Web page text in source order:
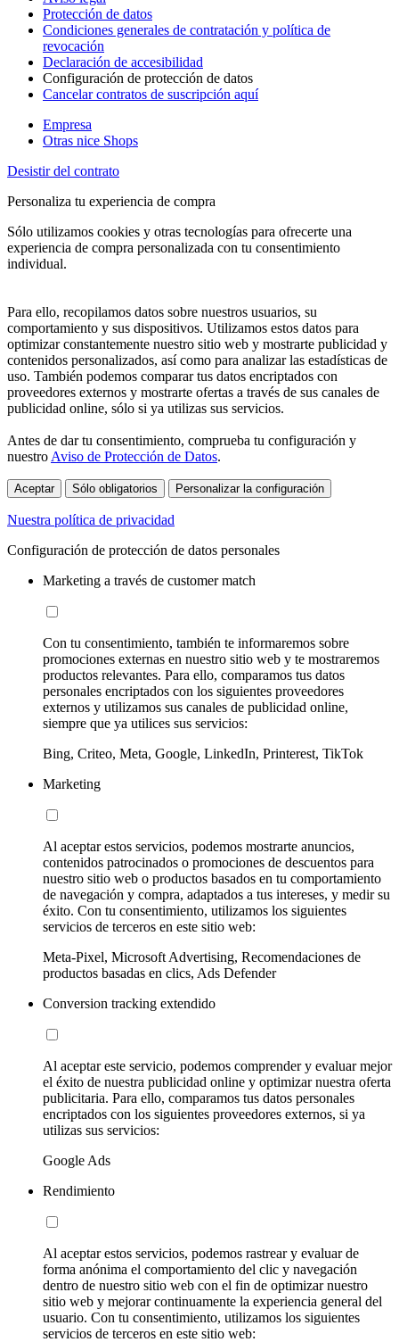
Protección de datos
Condiciones generales de contratación y política de
revocación
Declaración de accesibilidad
Configuración de protección de datos
Cancelar contratos de suscripción aquí
Empresa
Otras nice Shops
Desistir del contrato
Personaliza tu experiencia de compra
Sólo utilizamos cookies y otras tecnologías para ofrecerte una
experiencia de compra personalizada con tu consentimiento
individual.
Para ello, recopilamos datos sobre nuestros usuarios, su
comportamiento y sus dispositivos. Utilizamos estos datos para
optimizar constantemente nuestro sitio web y mostrarte publicidad y
contenidos personalizados, así como para analizar las estadísticas de
uso. También podemos comparar tus datos encriptados con
proveedores externos y mostrarte ofertas a través de sus canales de
publicidad online, sólo si ya utilizas sus servicios.
Antes de dar tu consentimiento, comprueba tu configuración y
nuestro Aviso de Protección de Datos.
Aceptar Sólo obligatorios Personalizar la configuración
Nuestra política de privacidad
Configuración de protección de datos personales
Marketing a través de customer match
Con tu consentimiento, también te informaremos sobre
promociones externas en nuestro sitio web y te mostraremos
productos relevantes. Para ello, comparamos tus datos
personales encriptados con los siguientes proveedores
externos y utilizamos sus canales de publicidad online,
siempre que ya utilices sus servicios:
Bing, Criteo, Meta, Google, LinkedIn, Printerest, TikTok
Marketing
Al aceptar estos servicios, podemos mostrarte anuncios,
contenidos patrocinados o promociones de descuentos para
nuestro sitio web o productos basados en tu comportamiento
de navegación y compra, adaptados a tus intereses, y medir su
éxito. Con tu consentimiento, utilizamos los siguientes
servicios de terceros en este sitio web:
Meta-Pixel, Microsoft Advertising, Recomendaciones de
productos basadas en clics, Ads Defender
Conversion tracking extendido
Al aceptar este servicio, podemos comprender y evaluar mejor
el éxito de nuestra publicidad online y optimizar nuestra oferta
publicitaria. Para ello, comparamos tus datos personales
encriptados con los siguientes proveedores externos, si ya
utilizas sus servicios:
Google Ads
Rendimiento
Al aceptar estos servicios, podemos rastrear y evaluar de
forma anónima el comportamiento del clic y navegación
dentro de nuestro sitio web con el fin de optimizar nuestro
sitio web y mejorar continuamente la experiencia general del
usuario. Con tu consentimiento, utilizamos los siguientes
servicios de terceros en este sitio web: